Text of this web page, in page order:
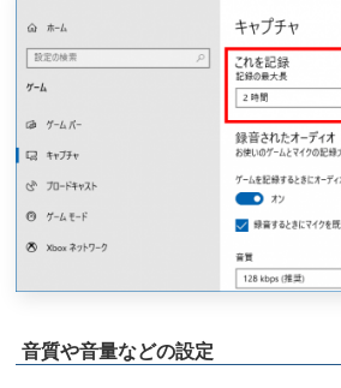
音質や音量などの設定